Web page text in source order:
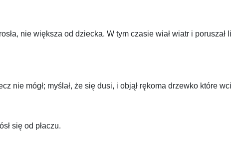
nie większa od dziecka. W tym czasie wiał wiatr i poruszał
nie mógł; myślał, że się dusi, i objął rękoma drzewko które
się od płaczu.